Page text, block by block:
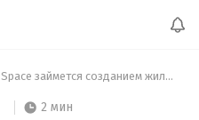
Thales Alenia Space займется созданием жилых модулей для частной космической станции Axiom
2 мин